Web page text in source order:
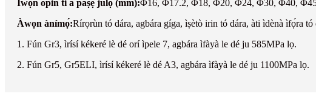
Iwọn opin ti a paṣẹ julọ (mm):Φ16, Φ17.2, Φ18, Φ20, Φ24, Φ30, Φ40,
Àwọn ànímọ́:Rírọrùn tó dára, agbára gíga, ìṣètò irin tó dára, àti ìdènà ìfọ́ra tó
1. Fún Gr3, ìrísí kékeré lè dé orí ìpele 7, agbára ìfàyà le dé ju 585MPa lọ.
2. Fún Gr5, Gr5ELI, ìrísí kékeré lè dé A3, agbára ìfàyà le dé ju 1100MPa lọ.